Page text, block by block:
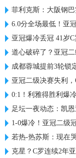
菲利克斯：大阪钢
6.0分全场最低！亚冠
亚冠爆冷丢冠 41岁
道心破碎了？亚冠
成都蓉城提前3轮锁
亚冠二级决赛失利
0:1！利雅得胜利爆
足坛一夜动态：凯
1-0爆冷！亚冠二级
若热-热苏斯：现在
克星？C罗连续2年